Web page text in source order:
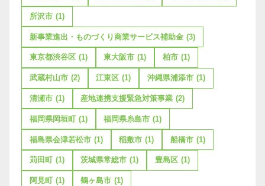
所沢市 (1)
新事業進出・ものづくり商業サービス補助金 (3)
東京都渋谷区 (1) 東大阪市 (1) 柏市 (1)
武蔵村山市 (2) 江東区 (1) 沖縄県浦添市 (1)
清瀬市 (1) 産地連携支援緊急対策事業 (2)
福岡県岡垣町 (1) 福岡県糸島市 (1)
福島県会津若松市 (1) 稲敷市 (1) 船橋市 (1)
苅田町 (1) 茨城県常総市 (1) 豊島区 (1)
阿見町 (1) 鶴ヶ島市 (1)